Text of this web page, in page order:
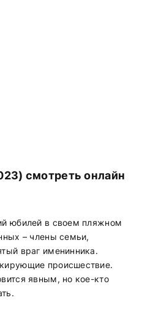
смотреть онлайн
юбилей в своем пляжном
– члены семьи,
враг именинника.
происшествие.
явным, но кое-кто